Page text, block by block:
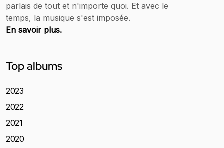
parlais de tout et n'importe quoi. Et avec le
temps, la musique s'est imposée.
En savoir plus.
Top albums
2023
2022
2021
2020